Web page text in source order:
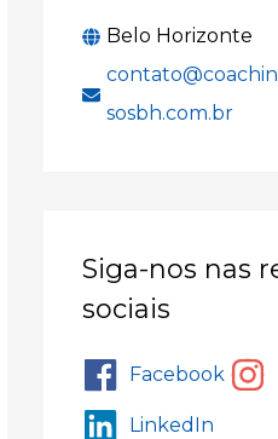
Belo Horizonte
sosbh.com.br
Siga-nos nas
sociais
Facebook
LinkedIn